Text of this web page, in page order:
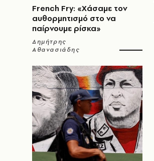
French Fry: «Χάσαμε τον
αυθορμητισμό στο να
παίρνουμε ρίσκα»
Δημήτρης
Αθανασιάδης